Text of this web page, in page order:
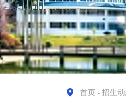
首页 - 招生